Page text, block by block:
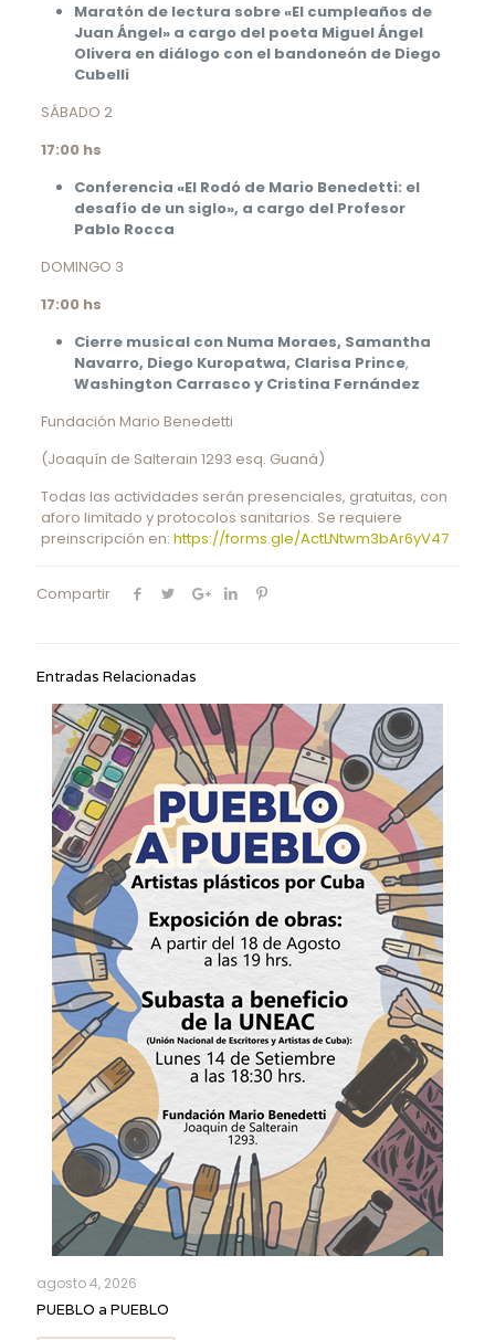
Maratón de lectura sobre «El cumpleaños de
Juan Ángel» a cargo del poeta Miguel Ángel
Olivera en diálogo con el bandoneón de Diego
Cubelli
SÁBADO 2
17:00 hs
Conferencia «El Rodó de Mario Benedetti: el
desafío de un siglo», a cargo del Profesor
Pablo Rocca
DOMINGO 3
17:00 hs
Cierre musical con Numa Moraes, Samantha
Navarro, Diego Kuropatwa, Clarisa Prince,
Washington Carrasco y Cristina Fernández
Fundación Mario Benedetti
(Joaquín de Salterain 1293 esq. Guaná)
Todas las actividades serán presenciales, gratuitas, con
aforo limitado y protocolos sanitarios. Se requiere
preinscripción en: https://forms.gle/ActLNtwm3bAr6yV47
Compartir
Entradas Relacionadas
agosto 4, 2026
PUEBLO a PUEBLO